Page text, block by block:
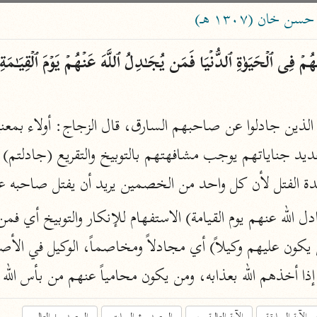
ساهم معنا في نشر القرآن والعلم الشرعي
الباحث القرآني
مصاحف
Type 2 or
1 or
more
عامّة
فتح البيان
صديق حسن خان (١٣٠٧ هـ)
نحو ١٢ مجلدًا
فتح القدير
الشوكاني (١٢٥٠ هـ)
معاصرة
(١٣٠٧ هـ)
لأن كل واحد من الخصمين يريد أن يفتل صاحبه
أخذهم الله بعذابه، ومن يكون محامياً عنهم من بأس